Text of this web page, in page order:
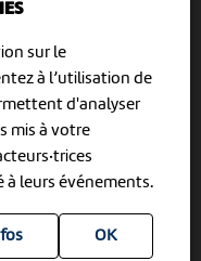
sur le
à l’utilisation de
d'analyser
mis à votre
à leurs événements.